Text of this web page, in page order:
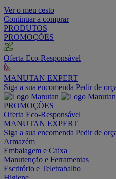
Ver o meu cesto
Continuar a comprar
PRODUTOS
PROMOÇÕES
Oferta Eco-Responsável
MANUTAN EXPERT
Siga a sua encomenda Pedir de
PROMOÇÕES
Oferta Eco-Responsável
MANUTAN EXPERT
Siga a sua encomenda Pedir de
Armazém
Embalagem e Caixa
Manutenção e Ferramentas
Escritório e Teletrabalho